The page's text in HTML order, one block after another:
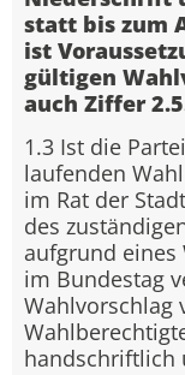
statt bis zum
ist
gültigen
auch Ziffer
1.3 Ist die
laufenden
im Rat der
des
aufgrund eines
im Bundestag
Wahlvorschlag
handschriftlich